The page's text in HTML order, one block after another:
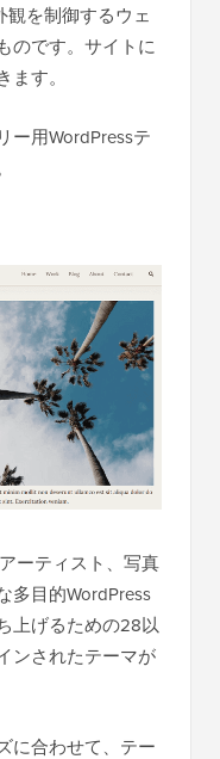
観を制御するウェ
のです。サイトに
す。
ー用WordPressテ
ーティスト、写真
多目的WordPress
上げるための28以
ンされたテーマが
に合わせて、テー